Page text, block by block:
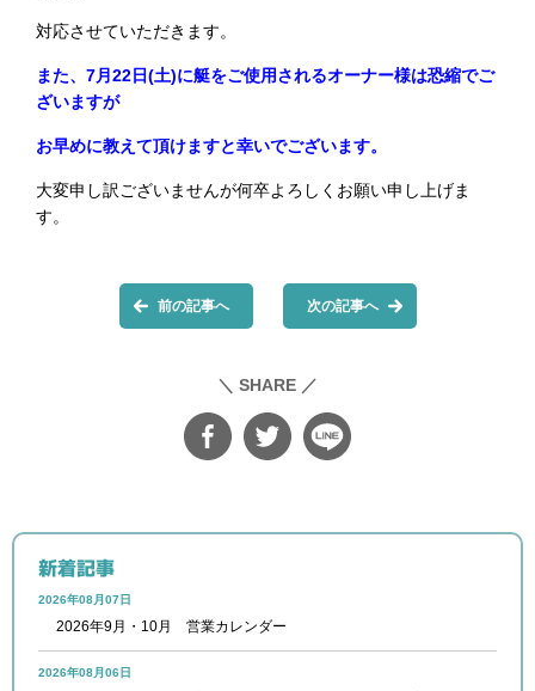
対応させていただきます。
また、7月22日(土)に艇をご使用されるオーナー様は恐縮でご
ざいますが
お早めに教えて頂けますと幸いでございます。
大変申し訳ございませんが何卒よろしくお願い申し上げま
す。
前の記事へ 次の記事へ
＼ SHARE ／
新着記事
2026年08月07日
2026年9月・10月 営業カレンダー
2026年08月06日